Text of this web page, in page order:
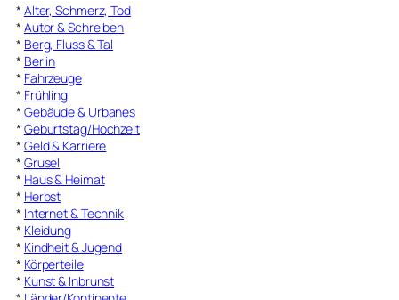
* Alter, Schmerz, Tod
* Autor & Schreiben
* Berg, Fluss & Tal
* Berlin
* Fahrzeuge
* Frühling
* Gebäude & Urbanes
* Geburtstag/Hochzeit
* Geld & Karriere
* Grusel
* Haus & Heimat
* Herbst
* Internet & Technik
* Kleidung
* Kindheit & Jugend
* Körperteile
* Kunst & Inbrunst